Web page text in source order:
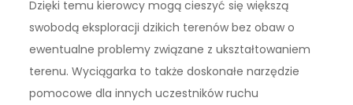
Dzięki temu kierowcy mogą cieszyć się większą
swobodą eksploracji dzikich terenów bez obaw o
ewentualne problemy związane z ukształtowaniem
terenu. Wyciągarka to także doskonałe narzędzie
pomocowe dla innych uczestników ruchu